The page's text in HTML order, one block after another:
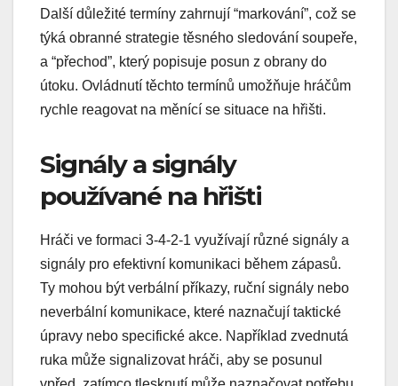
Další důležité termíny zahrnují “markování”, což se
týká obranné strategie těsného sledování soupeře,
a “přechod”, který popisuje posun z obrany do
útoku. Ovládnutí těchto termínů umožňuje hráčům
rychle reagovat na měnící se situace na hřišti.
Signály a signály
používané na hřišti
Hráči ve formaci 3-4-2-1 využívají různé signály a
signály pro efektivní komunikaci během zápasů.
Ty mohou být verbální příkazy, ruční signály nebo
neverbální komunikace, které naznačují taktické
úpravy nebo specifické akce. Například zvednutá
ruka může signalizovat hráči, aby se posunul